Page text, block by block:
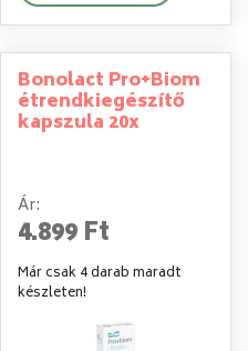
Bonolact Pro+Biom
étrendkiegészítő
kapszula 20x
Ár:
4.899 Ft
Már csak 4 darab maradt
készleten!